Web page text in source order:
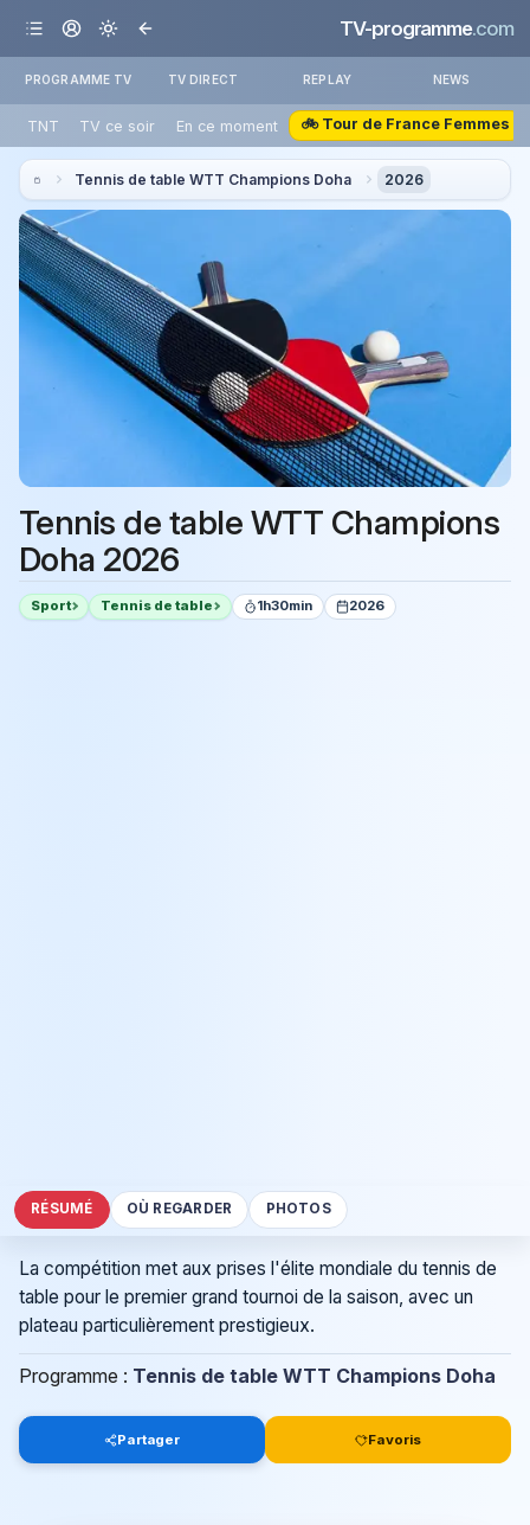
TV-programme.com
PROGRAMME TV TV DIRECT REPLAY NEWS
TNT TV ce soir En ce moment 🚲 Tour de France Femmes
Tennis de table WTT Champions Doha 2026
Tennis de table WTT Champions
Doha 2026
Sport Tennis de table 1h30min 2026
RÉSUMÉ OÙ REGARDER PHOTOS
La compétition met aux prises l'élite mondiale du tennis de
table pour le premier grand tournoi de la saison, avec un
plateau particulièrement prestigieux.
Programme : Tennis de table WTT Champions Doha
Partager Favoris